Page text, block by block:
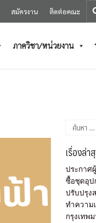
สมัครงาน ติดต่อคณะ
ภาควิชา/หน่วยงาน
เรื่องล่า
ประกาศ
ซื้อชุดอุป
ปรับปรุง
ทำความ
กรุงเทพ